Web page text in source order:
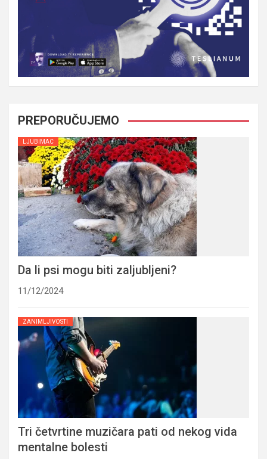
PREPORUČUJEMO
LJUBIMAC
Da li psi mogu biti zaljubljeni?
11/12/2024
ZANIMLJIVOSTI
Tri četvrtine muzičara pati od nekog vida
mentalne bolesti